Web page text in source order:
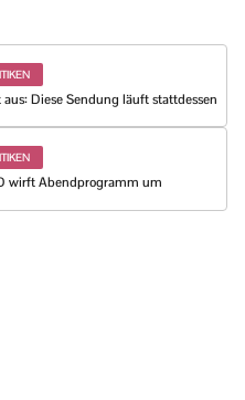
aus: Diese Sendung läuft stattdessen
wirft Abendprogramm um